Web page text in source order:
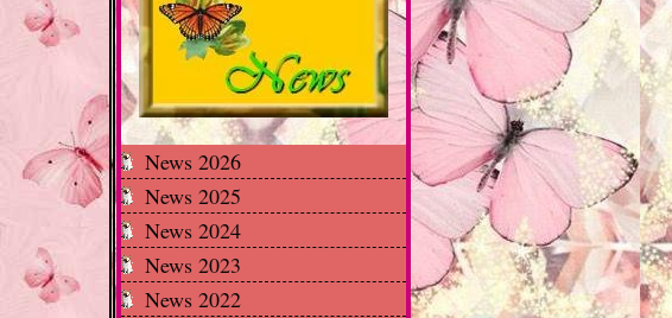
News 2026
News 2025
News 2024
News 2023
News 2022